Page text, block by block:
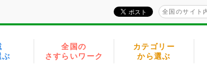
ぶ
全国の
さすらいワーク
カテゴリー
から選ぶ